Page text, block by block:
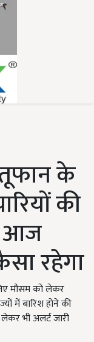
के
की
आज
रहेगा
मौसम को लेकर
में बारिश होने की
भी अलर्ट जारी